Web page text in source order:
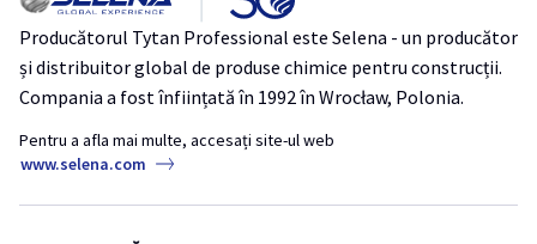
Produse pentru lemn
Benzi
Ancore Chimice
Tytan Industrie
THERMOSPRAY LOW-MDI – Ideal pentru proiecte mici de izolație și
refacerea izolației existente
Izolație Thermospray TytanProfessional
18 mituri despre siliconi și etanșanți acrilici
Bune practici pentru utilizarea spumei poliuretanice în sezonul rece
SpumăPoliuretanică
Producătorul Tytan Professional este Selena - un producător
și distribuitor global de produse chimice pentru construcții.
Compania a fost înființată în 1992 în Wrocław, Polonia.
Pentru a afla mai multe, accesați site-ul web
www.selena.com